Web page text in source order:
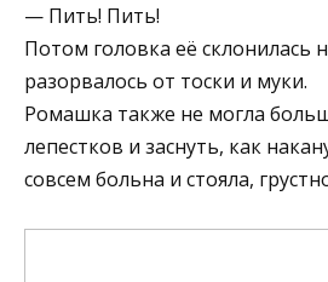
— Пить! Пить!
Потом головка её склонилась
разорвалось от тоски и муки.
Ромашка также не могла
лепестков и заснуть, как
совсем больна и стояла,